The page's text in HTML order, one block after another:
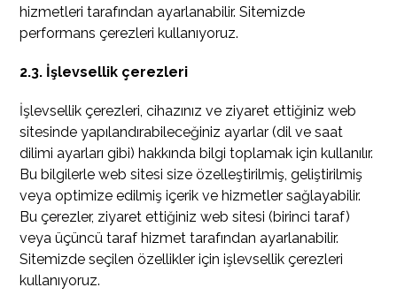
hizmetleri tarafından ayarlanabilir. Sitemizde
performans çerezleri kullanıyoruz.
2.3. İşlevsellik çerezleri
İşlevsellik çerezleri, cihazınız ve ziyaret ettiğiniz web
sitesinde yapılandırabileceğiniz ayarlar (dil ve saat
dilimi ayarları gibi) hakkında bilgi toplamak için kullanılır.
Bu bilgilerle web sitesi size özelleştirilmiş, geliştirilmiş
veya optimize edilmiş içerik ve hizmetler sağlayabilir.
Bu çerezler, ziyaret ettiğiniz web sitesi (birinci taraf)
veya üçüncü taraf hizmet tarafından ayarlanabilir.
Sitemizde seçilen özellikler için işlevsellik çerezleri
kullanıyoruz.